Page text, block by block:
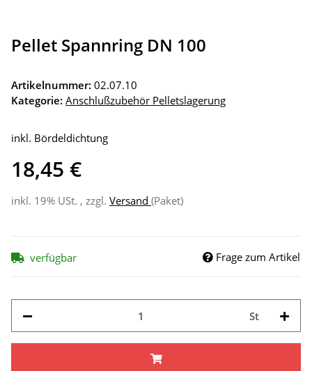
Pellet Spannring DN 100
Artikelnummer: 02.07.10
Kategorie: Anschlußzubehör Pelletslagerung
inkl. Bördeldichtung
18,45 €
inkl. 19% USt. , zzgl. Versand (Paket)
verfügbar Frage zum Artikel
St